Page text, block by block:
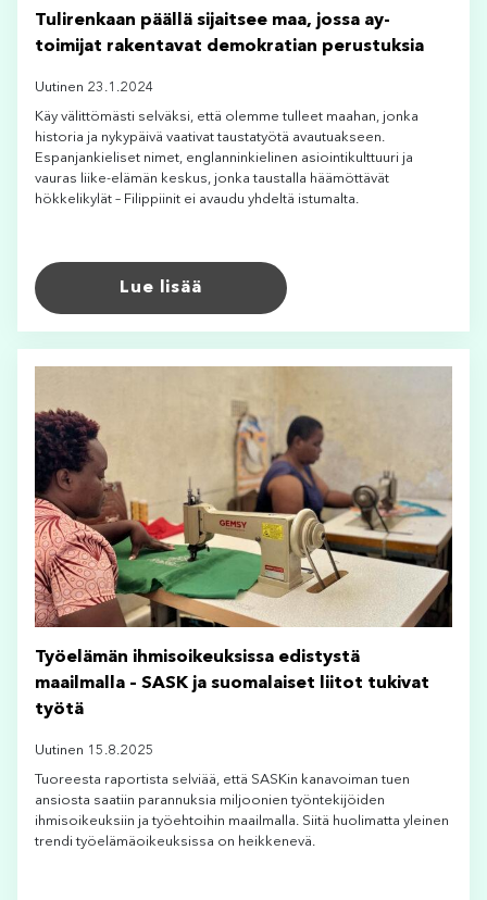
Tulirenkaan päällä sijaitsee maa, jossa ay-
toimijat rakentavat demokratian perustuksia
Uutinen 23.1.2024
Käy välittömästi selväksi, että olemme tulleet maahan, jonka
historia ja nykypäivä vaativat taustatyötä avautuakseen.
Espanjankieliset nimet, englanninkielinen asiointikulttuuri ja
vauras liike-elämän keskus, jonka taustalla häämöttävät
hökkelikylät – Filippiinit ei avaudu yhdeltä istumalta.
Lue lisää
Työelämän ihmisoikeuksissa edistystä
maailmalla – SASK ja suomalaiset liitot tukivat
työtä
Uutinen 15.8.2025
Tuoreesta raportista selviää, että SASKin kanavoiman tuen
ansiosta saatiin parannuksia miljoonien työntekijöiden
ihmisoikeuksiin ja työehtoihin maailmalla. Siitä huolimatta yleinen
trendi työelämäoikeuksissa on heikkenevä.